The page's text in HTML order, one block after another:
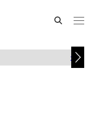
カスタム